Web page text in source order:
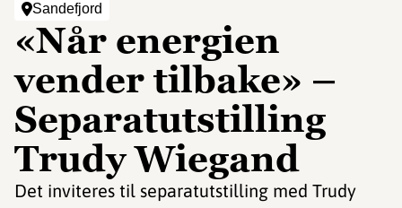
Sandefjord
«Når energien
vender tilbake» –
Separatutstilling
Trudy Wiegand
Det inviteres til separatutstilling med Trudy